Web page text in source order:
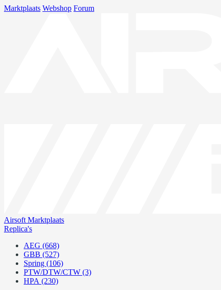
Marktplaats Webshop Forum
Airsoft Marktplaats
Replica's
AEG (668)
GBB (527)
Spring (106)
PTW/DTW/CTW (3)
HPA (230)